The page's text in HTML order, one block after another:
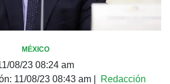
MÉXICO
08/23 08:24 am
11/08/23 08:43 am Redacción